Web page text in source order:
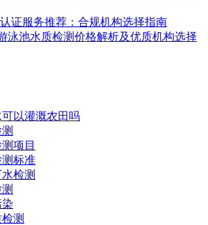
证服务推荐：合规机构选择指南
泳池水质检测价格解析及优质机构选择
以灌溉农田吗
项目
标准
检测
测